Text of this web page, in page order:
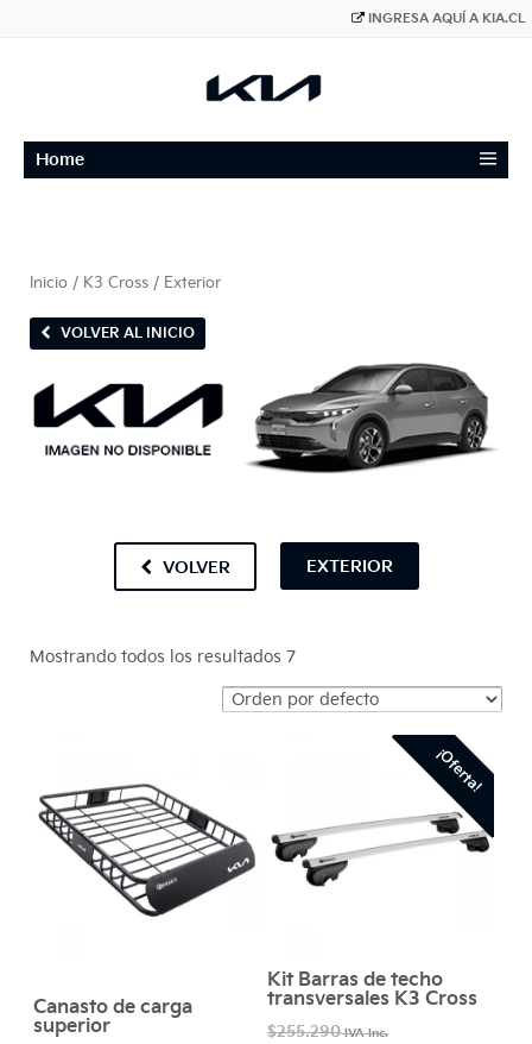
INGRESA AQUÍ A KIA.CL
Home ≡
Inicio / K3 Cross / Exterior
VOLVER AL INICIO
VOLVER EXTERIOR
Mostrando todos los resultados 7
Canasto de carga
superior
¡Oferta!
Kit Barras de techo
transversales K3 Cross
$255.290